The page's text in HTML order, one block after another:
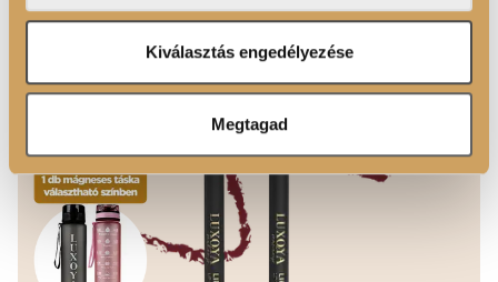
adatokkal, amelyeket Ön adott meg számukra vagy az
Ön által használt más szolgáltatásokból gyűjtöttek.
Kiválasztás engedélyezése
Megtagad